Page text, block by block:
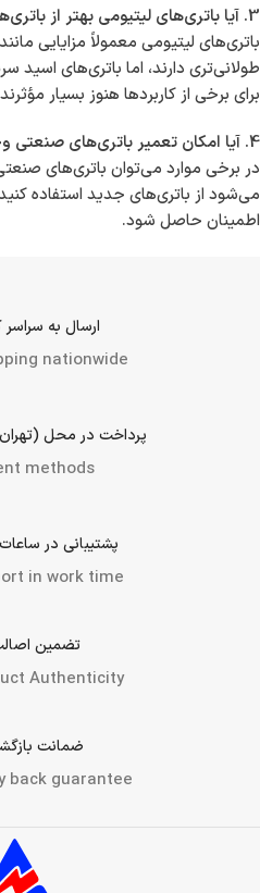
3. آیا باتری‌های لیتیومی بهتر از باتری‌های اسید سرب هستند؟
باتری‌های لیتیومی معمولاً مزایایی
طولانی‌تری دارند، اما باتری‌های اسید
برای برخی از کاربردها هنوز بسیار
4. آیا امکان تعمیر باتری‌های صنعتی وجود دارد؟
در برخی موارد می‌توان باتری‌های
می‌شود از باتری‌های جدید استفاده کنید
اطمینان حاصل شود.
ارسال به
nationwide
پرداخت در محل
methods
پشتیبانی در
in work time
تضمین
Authenticity
ضمانت
back guarantee